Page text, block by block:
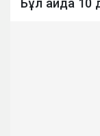
Бұл айда 10